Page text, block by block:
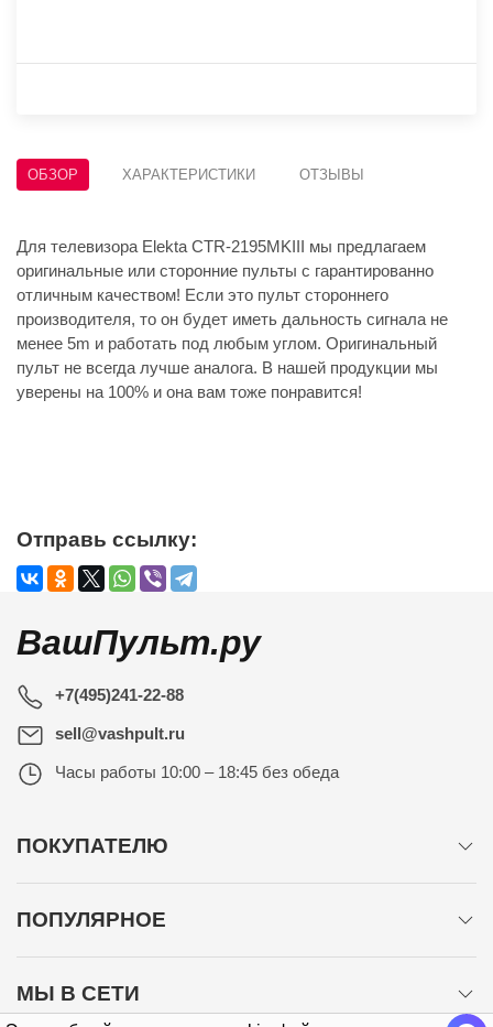
ОБЗОР ХАРАКТЕРИСТИКИ ОТЗЫВЫ
Для телевизора Elekta CTR-2195MKIII мы предлагаем
оригинальные или сторонние пульты с гарантированно
отличным качеством! Если это пульт стороннего
производителя, то он будет иметь дальность сигнала не
менее 5m и работать под любым углом. Оригинальный
пульт не всегда лучше аналога. В нашей продукции мы
уверены на 100% и она вам тоже понравится!
Отправь ссылку:
ВашПульт.ру
+7(495)241-22-88
sell@vashpult.ru
Часы работы 10:00 – 18:45 без обеда
ПОКУПАТЕЛЮ
ПОПУЛЯРНОЕ
МЫ В СЕТИ